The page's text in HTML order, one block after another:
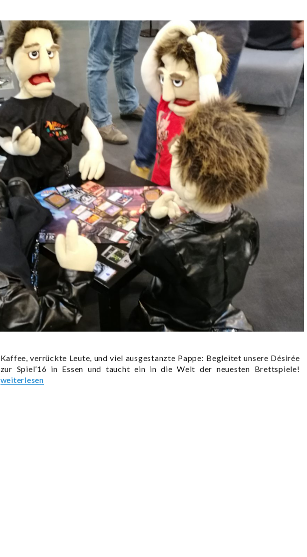
Kaffee, verrückte Leute, und viel ausgestanzte Pappe: Begleitet unsere Désirée
zur Spiel’16 in Essen und taucht ein in die Welt der neuesten Brettspiele!
„Ein Tag im Brettspielparadies –
weiterlesen